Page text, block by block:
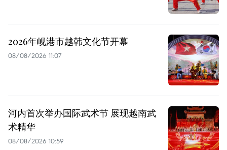
2026年岘港市越韩文化节开幕
08/08/2026 11:07
河内首次举办国际武术节 展现越南武
术精华
08/08/2026 10:59